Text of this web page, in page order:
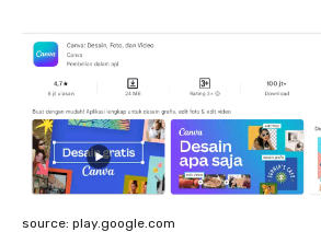
source: play.google.com